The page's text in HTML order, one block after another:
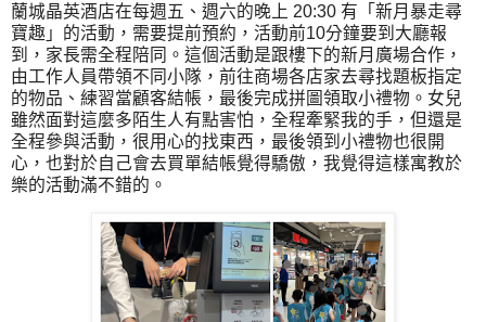
蘭城晶英酒店在每週五、週六的晚上 20:30 有「新月暴走尋
寶趣」的活動，需要提前預約，活動前10分鐘要到大廳報
到，家長需全程陪同。這個活動是跟樓下的新月廣場合作，
由工作人員帶領不同小隊，前往商場各店家去尋找題板指定
的物品、練習當顧客結帳，最後完成拼圖領取小禮物。女兒
雖然面對這麼多陌生人有點害怕，全程牽緊我的手，但還是
全程參與活動，很用心的找東西，最後領到小禮物也很開
心，也對於自己會去買單結帳覺得驕傲，我覺得這樣寓教於
樂的活動滿不錯的。